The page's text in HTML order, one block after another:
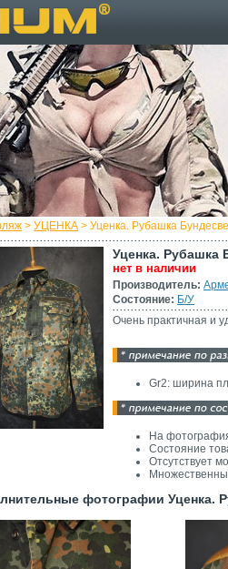
> УЦЕНКА > Уценка. Рубашка
Уценка. Рубашка
нет в наличии
Производитель:
Состояние: Б/У
Очень практичная и
Gr2: ширина
На
Состояние
Отсутствует
фотографии Уценка.